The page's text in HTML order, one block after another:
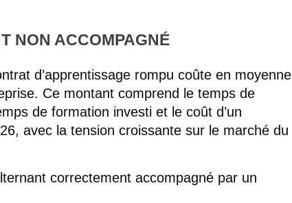
NON ACCOMPAGNÉ
d’apprentissage rompu coûte en moyenne
Ce montant comprend le temps de
de formation investi et le coût d’un
avec la tension croissante sur le marché du
correctement accompagné par un